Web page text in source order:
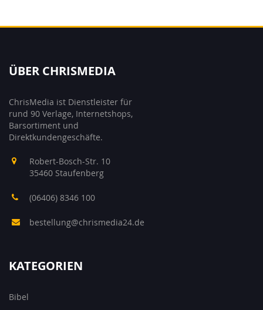
ÜBER CHRISMEDIA
ChrisMedia ist Dienstleister für
rund 90 Verlage, Internetshops,
Barsortiment und
Direktkundengeschäfte.
Robert-Bosch-Str. 10
35460 Staufenberg
(06406) 8346 100
bestellung@chrismedia24.de
KATEGORIEN
Bibel